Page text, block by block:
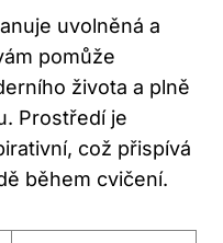
uvolněná a
pomůže
života a plně
Prostředí je
což přispívá
během cvičení.